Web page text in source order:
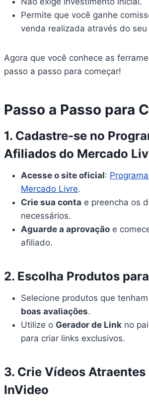
Permite que você ganhe
venda realizada através do seu
Agora que você conhece as
passo a passo para começar!
Passo a Passo para
1. Cadastre-se no
Afiliados do Mercado
Acesse o site oficial:
Mercado Livre.
Crie sua conta e preencha os
necessários.
Aguarde a aprovação e
afiliado.
2. Escolha Produtos
Selecione produtos que tenham
boas avaliações.
Utilize o Gerador de Link no
para criar links exclusivos.
3. Crie Vídeos Atraentes
InVideo